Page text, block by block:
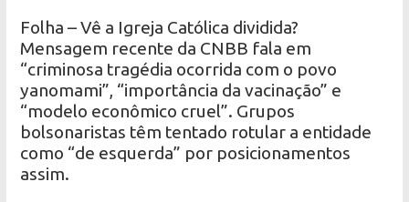
Folha – Vê a Igreja Católica dividida?
Mensagem recente da CNBB fala em
“criminosa tragédia ocorrida com o povo
yanomami”, “importância da vacinação” e
“modelo econômico cruel”. Grupos
bolsonaristas têm tentado rotular a entidade
como “de esquerda” por posicionamentos
assim.